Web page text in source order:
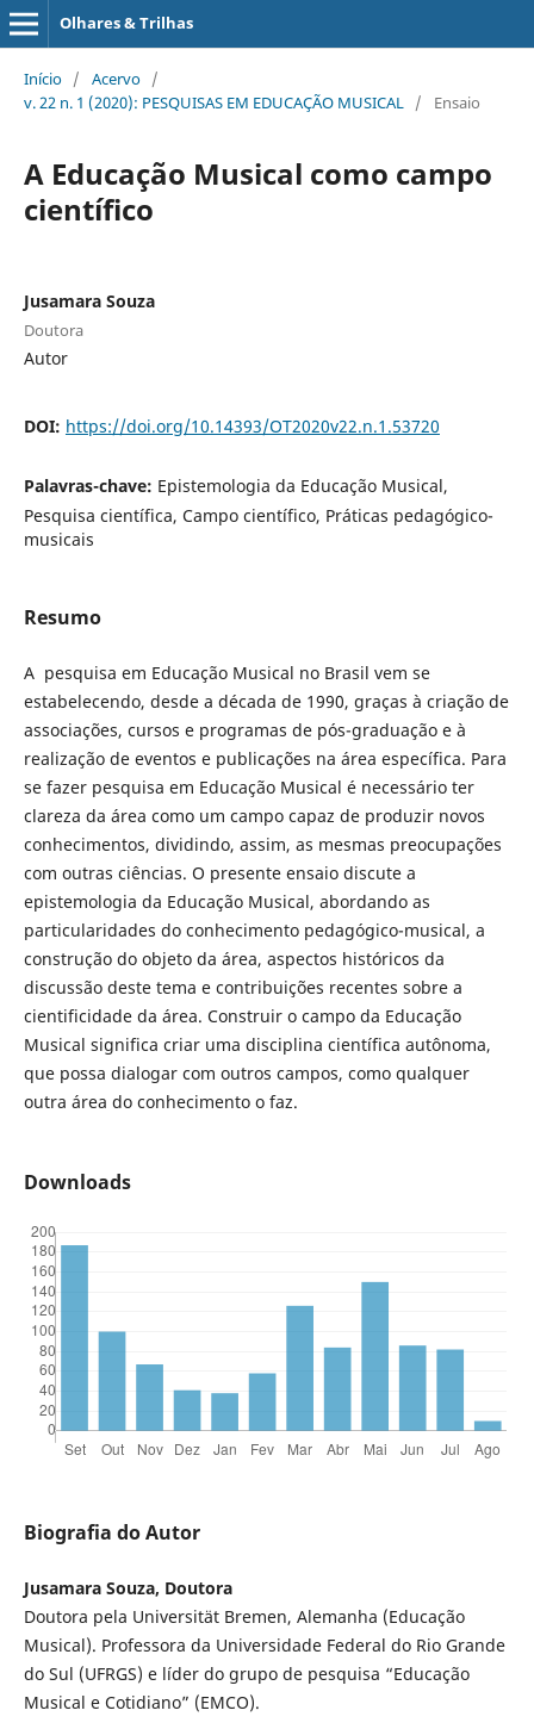
Olhares & Trilhas
Início / Acervo /
v. 22 n. 1 (2020): PESQUISAS EM EDUCAÇÃO MUSICAL / Ensaio
A Educação Musical como campo
científico
Jusamara Souza
Doutora
Autor
DOI: https://doi.org/10.14393/OT2020v22.n.1.53720
Palavras-chave: Epistemologia da Educação Musical,
Pesquisa científica, Campo científico, Práticas pedagógico-
musicais
Resumo
A pesquisa em Educação Musical no Brasil vem se
estabelecendo, desde a década de 1990, graças à criação de
associações, cursos e programas de pós-graduação e à
realização de eventos e publicações na área específica. Para
se fazer pesquisa em Educação Musical é necessário ter
clareza da área como um campo capaz de produzir novos
conhecimentos, dividindo, assim, as mesmas preocupações
com outras ciências. O presente ensaio discute a
epistemologia da Educação Musical, abordando as
particularidades do conhecimento pedagógico-musical, a
construção do objeto da área, aspectos históricos da
discussão deste tema e contribuições recentes sobre a
cientificidade da área. Construir o campo da Educação
Musical significa criar uma disciplina científica autônoma,
que possa dialogar com outros campos, como qualquer
outra área do conhecimento o faz.
Downloads
Biografia do Autor
Jusamara Souza, Doutora
Doutora pela Universität Bremen, Alemanha (Educação
Musical). Professora da Universidade Federal do Rio Grande
do Sul (UFRGS) e líder do grupo de pesquisa “Educação
Musical e Cotidiano” (EMCO).